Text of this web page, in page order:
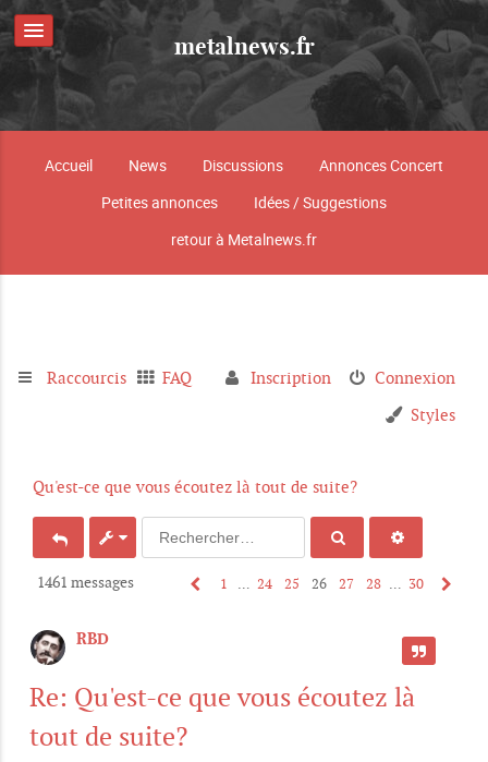
metalnews.fr
Accueil News Discussions
Annonces Concert
Petites annonces
Idées / Suggestions
retour à Metalnews.fr
Raccourcis FAQ Connexion
Inscription
Styles
Qu'est-ce que vous écoutez là tout de suite?
1461 messages 1 … 24 25 26 27 28 … 30
RBD
Re: Qu'est-ce que vous écoutez là
tout de suite?
CITER